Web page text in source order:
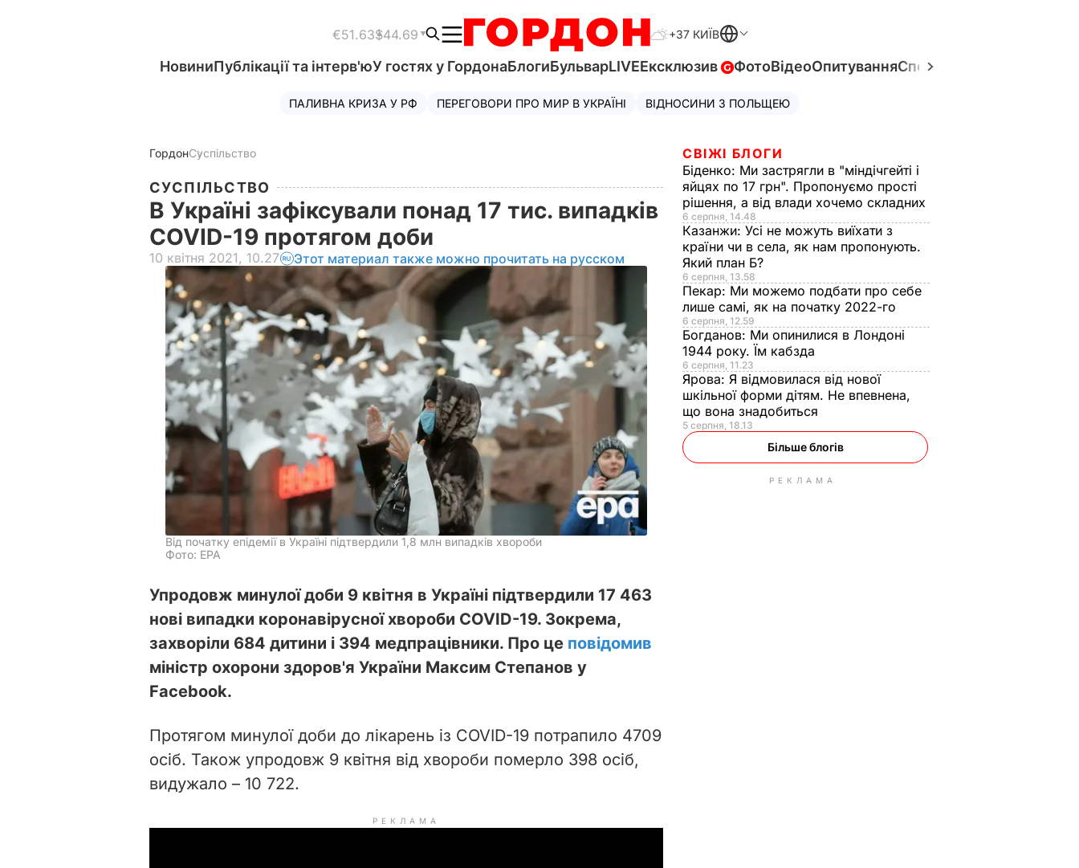
€51.63$44.69 +37 КИЇВ
НовиниПублікації та інтерв'юУ гостях у ГордонаБлогиБульварLIVEЕксклюзив ФотоВідеоОпитуванняСпецпроєкти
ПАЛИВНА КРИЗА У РФ ПЕРЕГОВОРИ ПРО МИР В УКРАЇНІ ВІДНОСИНИ З ПОЛЬЩЕЮ
ГордонСуспільство
СУСПІЛЬСТВО
В Україні зафіксували понад 17 тис. випадків
COVID-19 протягом доби
10 квітня 2021, 10.27 Этот материал также можно прочитать на русском
Від початку епідемії в Україні підтвердили 1,8 млн випадків хвороби
Фото: EPA
Упродовж минулої доби 9 квітня в Україні підтвердили 17 463
нові випадки коронавірусної хвороби COVID-19. Зокрема,
захворіли 684 дитини і 394 медпрацівники. Про це повідомив
міністр охорони здоров'я України Максим Степанов у
Facebook.
Протягом минулої доби до лікарень із COVID-19 потрапило 4709
осіб. Також упродовж 9 квітня від хвороби померло 398 осіб,
видужало – 10 722.
РЕКЛАМА
СВІЖІ БЛОГИ
Біденко: Ми застрягли в "міндічгейті і
яйцях по 17 грн". Пропонуємо прості
рішення, а від влади хочемо складних
6 серпня, 14.48
Казанжи: Усі не можуть виїхати з
країни чи в села, як нам пропонують.
Який план Б?
6 серпня, 13.58
Пекар: Ми можемо подбати про себе
лише самі, як на початку 2022-го
6 серпня, 12.59
Богданов: Ми опинилися в Лондоні
1944 року. Їм кабзда
6 серпня, 11.23
Ярова: Я відмовилася від нової
шкільної форми дітям. Не впевнена,
що вона знадобиться
5 серпня, 18.13
Більше блогів
РЕКЛАМА